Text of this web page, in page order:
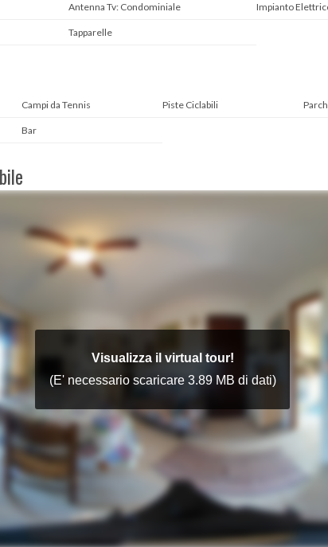
Antenna Tv: Condominiale Impianto
Tapparelle
Campi da Tennis Piste Ciclabili
Bar